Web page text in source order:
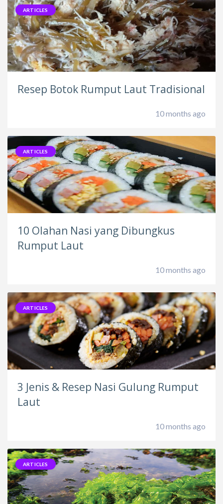
ARTICLES
Resep Botok Rumput Laut Tradisional
10 months ago
ARTICLES
10 Olahan Nasi yang Dibungkus
Rumput Laut
10 months ago
ARTICLES
3 Jenis & Resep Nasi Gulung Rumput
Laut
10 months ago
ARTICLES